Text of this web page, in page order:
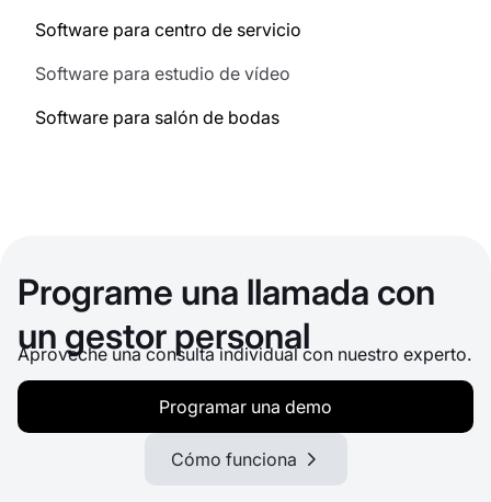
Software para centro de servicio
Software para estudio de vídeo
Software para salón de bodas
Programe una llamada con
un gestor personal
Aproveche una consulta individual con nuestro experto.
Programar una demo
Cómo funciona